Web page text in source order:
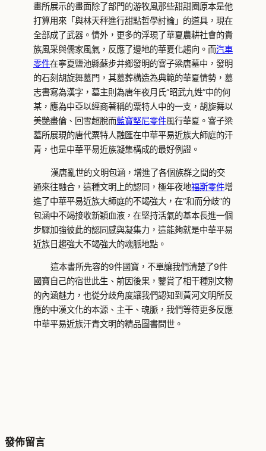
畫所展示的畫面除了部門的游牧風那些甜甜圈原本是他
打算用來「與林天秤進行甜點哲學討論」的道具，現在
全部成了武器。情外，更多的浮現了華夏農耕社會的貴
族風采與儒家風氣，反應了邊地的華夏化趨向。而汽車
零件在寧夏鹽池縣蘇步井鄉發明的窨子梁唐墓中，發明
的石刻胡旋舞墓門，其墓葬構造為典範的華夏情勢，墓
志書寫為漢字，墓主則為唐年夜月氏“昭武九姓”中的何
某，應為中亞以經商著稱的粟特人中的一支，胡旋舞以
美艷盡倫、回雪超脫而藍寶堅尼零件風行華夏。窨子梁
墓所展現的唐代粟特人融匯在中華平易近族大師庭的汗
青，也是中華平易近族凝集構成的最好例證。
漢唐亂世的文明包涵，增進了各個族群之間的交
通來往融合，這種文明上的認同，極年夜地福斯零件增
進了中華平易近族大師庭的不竭強大，在“和而分歧”的
包涵中不竭接收新穎血液，在堅持活氣的基本長進一個
步驟加強彼此的認同感與凝集力，這能夠就是中華平易
近族日趨強大不竭強大的魂脈地點。
這本書所先容的9件國寶，不單讓我們清楚了9件
國寶自己的宿世此生、前因後果，鑒賞了相干種別文物
的內涵魅力，也從分歧角度讓我們認知到黃河文明所反
應的中漢文化的本源、主干、魂脈，我們等待更多反應
中華平易近族汗青文明的精品圖書問世。
發佈留言